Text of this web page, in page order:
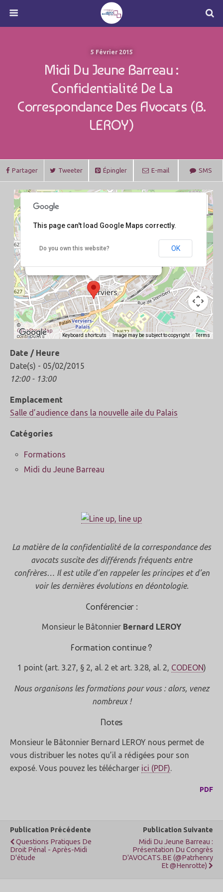
5 Février 2015
Midi Du Jeune Barreau :
Confidentialité De La
Correspondance Des Avocats (B.
LEROY)
Partager Tweeter Épingler E-mail SMS
Palais
©
OpenStreetMap
contributors
Keyboard shortcuts Image may be subject to copyright Terms
This page can't load Google Maps correctly.
Do you own this website? OK
Date / Heure
Date(s) - 05/02/2015
12:00 - 13:00
Emplacement
Salle d’audience dans la nouvelle aile du Palais
Catégories
Formations
Midi du Jeune Barreau
La matière de la confidentialité de la correspondance des
avocats suscite des différends fréquents entre
confrères… Il est utile d’en rappeler les principes et d’en
voir les dernières évolutions en déontologie.
Conférencier :
Monsieur le Bâtonnier Bernard LEROY
Formation continue ?
1 point (art. 3.27, § 2, al. 2 et art. 3.28, al. 2, CODEON)
Nous organisons les formations pour vous : alors, venez
nombreux !
Notes
Monsieur le Bâtonnier Bernard LEROY nous permet de
vous distribuer les notes qu’il a rédigées pour son
exposé. Vous pouvez les télécharger ici (PDF).
PDF
Publication Précédente
Questions Pratiques De
Droit Pénal - Après-Midi
D'étude
Publication Suivante
Midi Du Jeune Barreau :
Présentation Du Congrès
D'AVOCATS.BE (@patrhenry
Et @henrotte)